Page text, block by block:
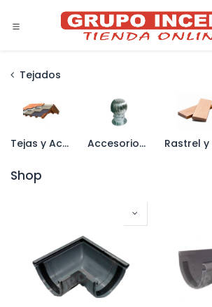
Tejados
Tejas y Accesorios Accesorios para Tejados
Shop